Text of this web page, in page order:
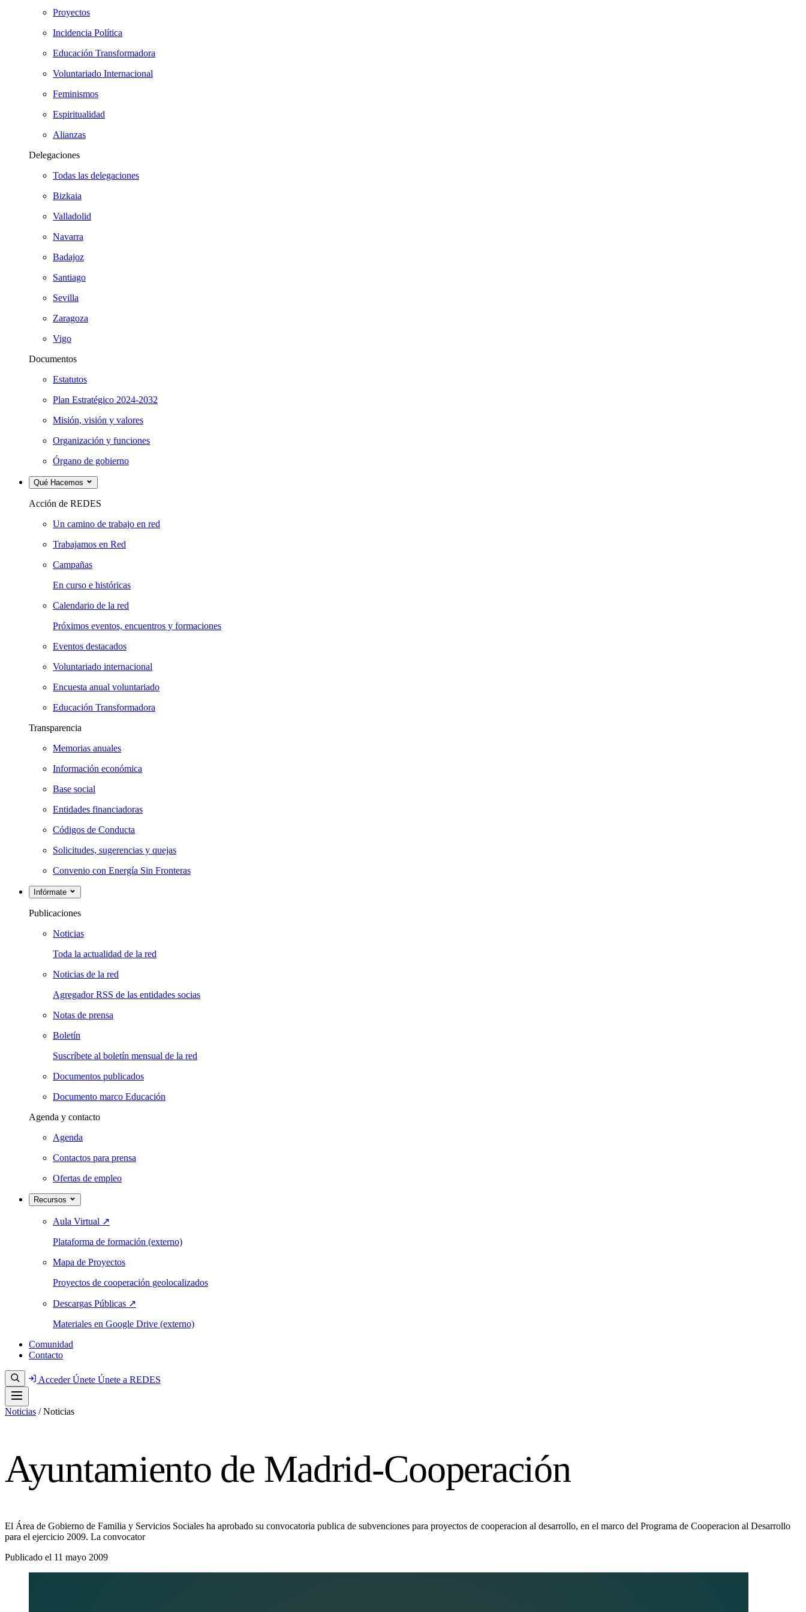
Proyectos
Incidencia Política
Educación Transformadora
Voluntariado Internacional
Feminismos
Espiritualidad
Alianzas
Delegaciones
Todas las delegaciones
Bizkaia
Valladolid
Navarra
Badajoz
Santiago
Sevilla
Zaragoza
Vigo
Documentos
Estatutos
Plan Estratégico 2024-2032
Misión, visión y valores
Organización y funciones
Órgano de gobierno
Qué Hacemos
Acción de REDES
Un camino de trabajo en red
Trabajamos en Red
Campañas
En curso e históricas
Calendario de la red
Próximos eventos, encuentros y formaciones
Eventos destacados
Voluntariado internacional
Encuesta anual voluntariado
Educación Transformadora
Transparencia
Memorias anuales
Información económica
Base social
Entidades financiadoras
Códigos de Conducta
Solicitudes, sugerencias y quejas
Convenio con Energía Sin Fronteras
Infórmate
Publicaciones
Noticias
Toda la actualidad de la red
Noticias de la red
Agregador RSS de las entidades socias
Notas de prensa
Boletín
Suscríbete al boletín mensual de la red
Documentos publicados
Documento marco Educación
Agenda y contacto
Agenda
Contactos para prensa
Ofertas de empleo
Recursos
Aula Virtual ↗
Plataforma de formación (externo)
Mapa de Proyectos
Proyectos de cooperación geolocalizados
Descargas Públicas ↗
Materiales en Google Drive (externo)
Comunidad
Contacto
AccederÚnete Únete a REDES
Noticias / Noticias
Ayuntamiento de Madrid-Cooperación
El Área de Gobierno de Familia y Servicios Sociales ha aprobado su convocatoria publica de subvenciones para proyectos de cooperacion al desarrollo, en el marco del Programa de Cooperacion al Desarrollo
para el ejercicio 2009. La convocator
Publicado el 11 mayo 2009